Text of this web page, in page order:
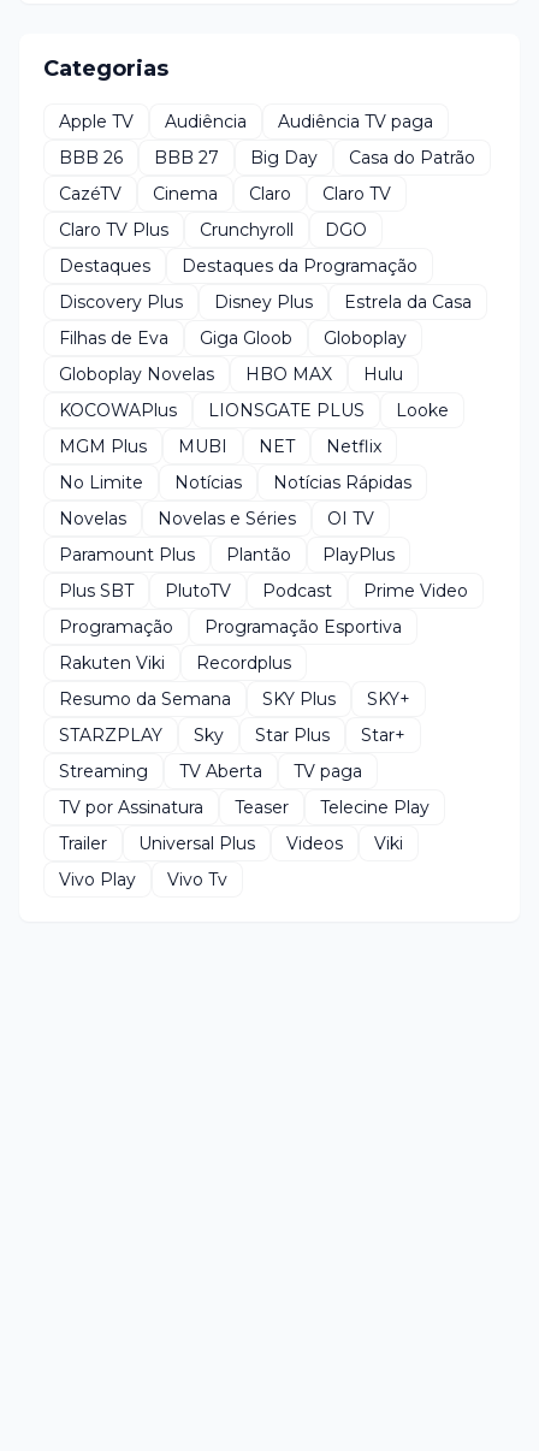
Categorias
Apple TV Audiência
Audiência TV paga
BBB 26
BBB 27 Big Day
Casa do Patrão
CazéTV
Cinema Claro
Claro TV
Claro TV Plus
Crunchyroll
DGO
Destaques
Destaques da Programação
Discovery Plus
Disney Plus
Estrela da Casa
Filhas de Eva
Giga Gloob
Globoplay
Globoplay Novelas
HBO MAX
Hulu
KOCOWAPlus
LIONSGATE PLUS
Looke
MGM Plus
MUBI NET
Netflix
No Limite
Notícias
Notícias Rápidas
Novelas
Novelas e Séries
OI TV
Paramount Plus
Plantão
PlayPlus
Plus SBT
PlutoTV Podcast
Prime Video
Programação
Programação Esportiva
Rakuten Viki
Recordplus
Resumo da Semana
SKY Plus
SKY+
STARZPLAY
Sky Star Plus
Star+
Streaming
TV Aberta
TV paga
TV por Assinatura
Teaser
Telecine Play
Trailer
Universal Plus Videos
Viki
Vivo Play
Vivo Tv